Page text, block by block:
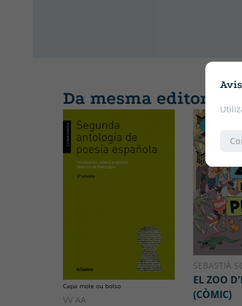
Da mesma editora
Capa mole ou bolso
VV AA
SEBASTIÀ
EL ZOO
(CÒMIC)